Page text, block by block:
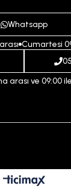
Whatsapp
Cumartesi
arası ve 09:00 ile